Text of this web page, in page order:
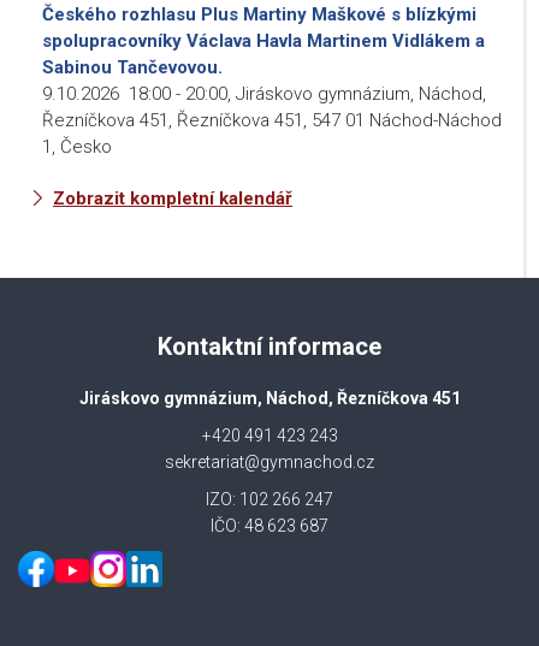
Českého rozhlasu Plus Martiny Maškové s blízkými
spolupracovníky Václava Havla Martinem Vidlákem a
Sabinou Tančevovou.
9.10.2026 18:00 - 20:00 Jiráskovo gymnázium, Náchod,
Řezníčkova 451, Řezníčkova 451, 547 01 Náchod-Náchod
1, Česko
Zobrazit kompletní kalendář
Kontaktní informace
Jiráskovo gymnázium, Náchod, Řezníčkova 451
+420 491 423 243
sekretariat@gymnachod.cz
IZO: 102 266 247
IČO: 48 623 687